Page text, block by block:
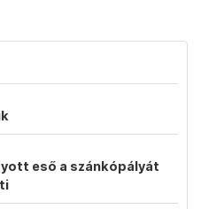
eső a szánkópályát